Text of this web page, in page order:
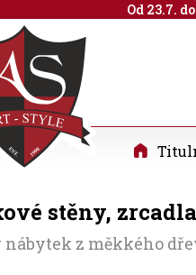
stěny,
z měkkého
Od 23.7.